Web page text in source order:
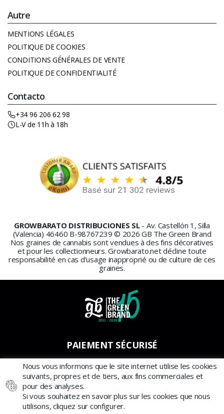
Autre
MENTIONS LÉGALES
POLITIQUE DE COOKIES
CONDITIONS GÉNÉRALES DE VENTE
POLITIQUE DE CONFIDENTIALITÉ
Contacto
+34 96 206 62 98
L-V de 11h à 18h
GROWBARATO DISTRIBUCIONES SL - Av. Castellón 1, Silla
(Valencia) 46460 B-98767239 © 2026 GB The Green Brand
Nos graines de cannabis sont vendues à des fins décoratives
et pour les collectionneurs. Growbarato.net décline toute
responsabilité en cas d’usage inapproprié ou de culture de ces
graines.
PAIEMENT SÉCURISÉ
Nous vous informons que le site internet utilise les cookies
suivants, propres et de tiers, aux fins commerciales et
pour des analyses.
Si vous souhaitez en savoir plus sur les cookies que nous
utilisons, cliquez sur configurer.